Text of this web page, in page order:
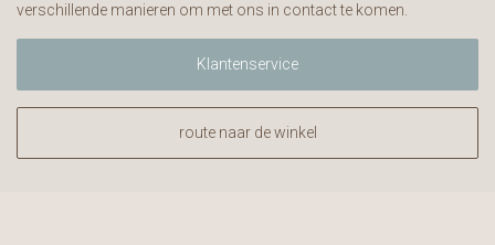
verschillende manieren om met ons in contact te komen.
Klantenservice
route naar de winkel